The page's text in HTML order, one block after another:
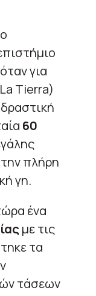
για
Tierra)
60
πλήρη
γη.
ένα
με τις
τα
τάσεων